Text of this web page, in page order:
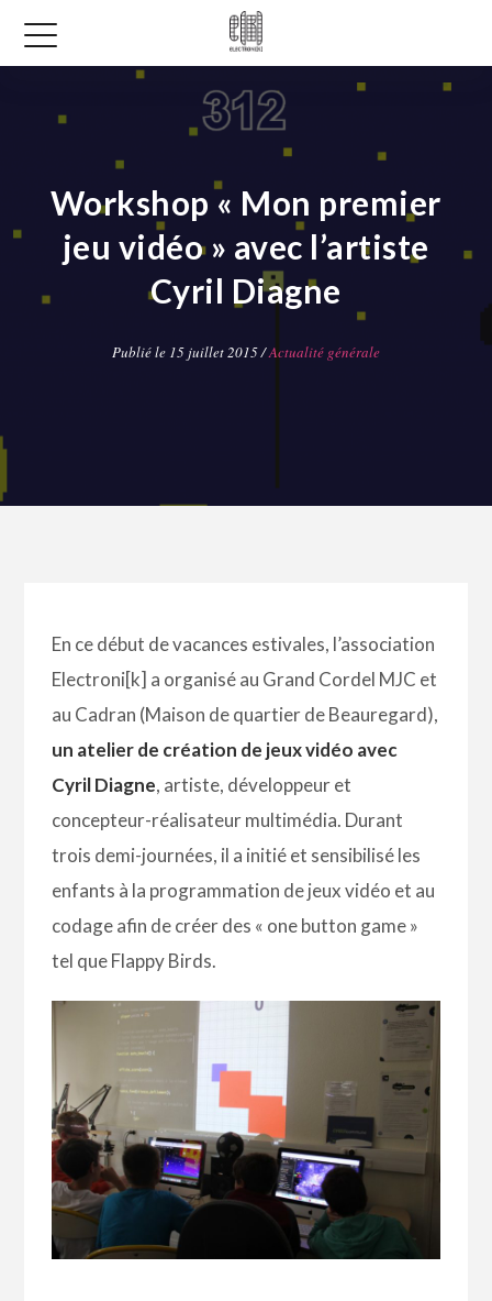
Workshop « Mon premier
jeu vidéo » avec l’artiste
Cyril Diagne
Publié le 15 juillet 2015 /Actualité générale
En ce début de vacances estivales, l’association
Electroni[k] a organisé au Grand Cordel MJC et
au Cadran (Maison de quartier de Beauregard),
un atelier de création de jeux vidéo avec
Cyril Diagne, artiste, développeur et
concepteur-réalisateur multimédia. Durant
trois demi-journées, il a initié et sensibilisé les
enfants à la programmation de jeux vidéo et au
codage afin de créer des « one button game »
tel que Flappy Birds.